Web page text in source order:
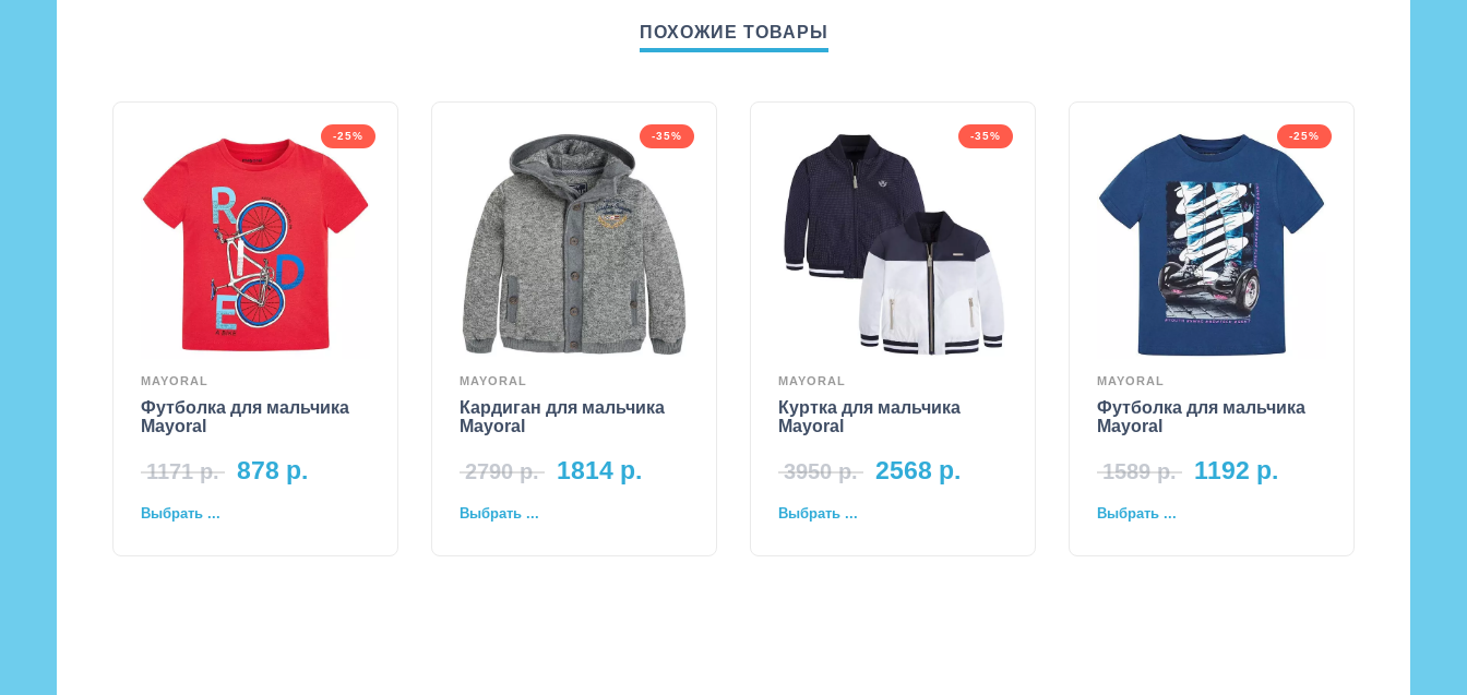
ПОХОЖИЕ ТОВАРЫ
-25%
MAYORAL
Футболка для мальчика
Mayoral
1171р. 878 р.
Выбрать ...
-35%
MAYORAL
Кардиган для мальчика
Mayoral
2790р. 1814 р.
Выбрать ...
-35%
MAYORAL
Куртка для мальчика
Mayoral
3950р. 2568 р.
Выбрать ...
-25%
MAYORAL
Футболка для мальчика
Mayoral
1589р. 1192 р.
Выбрать ...